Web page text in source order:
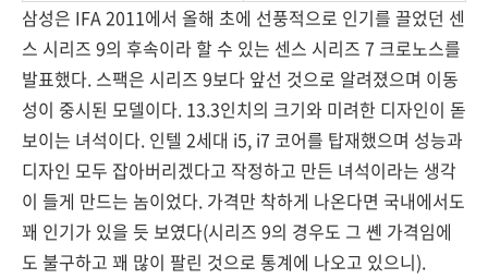
삼성은 IFA 2011에서 올해 초에 선풍적으로 인기를 끌었던 센
스 시리즈 9의 후속이라 할 수 있는 센스 시리즈 7 크로노스를
발표했다. 스팩은 시리즈 9보다 앞선 것으로 알려졌으며 이동
성이 중시된 모델이다. 13.3인치의 크기와 미려한 디자인이 돋
보이는 녀석이다. 인텔 2세대 i5, i7 코어를 탑재했으며 성능과
디자인 모두 잡아버리겠다고 작정하고 만든 녀석이라는 생각
이 들게 만드는 놈이었다. 가격만 착하게 나온다면 국내에서도
꽤 인기가 있을 듯 보였다(시리즈 9의 경우도 그 쏀 가격임에
도 불구하고 꽤 많이 팔린 것으로 통계에 나오고 있으니).